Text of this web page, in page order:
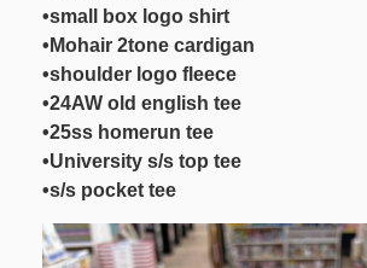
•small box logo shirt
•Mohair 2tone cardigan
•shoulder logo fleece
•24AW old english tee
•25ss homerun tee
•University s/s top tee
•s/s pocket tee